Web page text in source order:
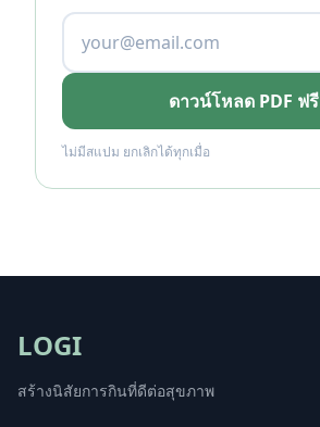
ดาวน์โหลด PDF ฟรี
ไม่มีสแปม ยกเลิกได้ทุกเมื่อ
LOGI
สร้างนิสัยการกินที่ดีต่อสุขภาพ